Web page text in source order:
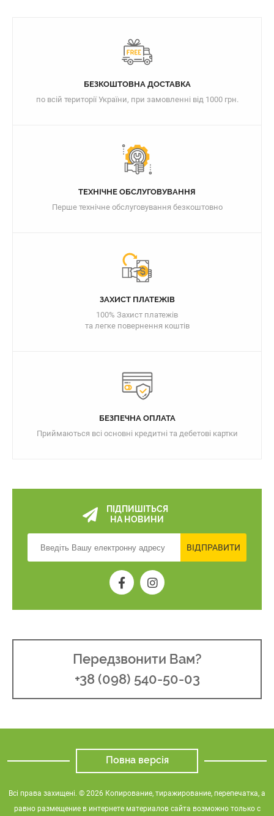
БЕЗКОШТОВНА ДОСТАВКА
по всій території України, при замовленні від 1000 грн.
ТЕХНІЧНЕ ОБСЛУГОВУВАННЯ
Перше технічне обслуговування безкоштовно
ЗАХИСТ ПЛАТЕЖІВ
100% Захист платежів
та легке повернення коштів
БЕЗПЕЧНА ОПЛАТА
Приймаються всі основні кредитні та дебетові картки
ПІДПИШІТЬСЯ
НА НОВИНИ
ВІДПРАВИТИ
Передзвонити Вам?
+38 (098) 540-50-03
Повна версія
Всі права захищені. © 2026 Копирование, тиражирование, перепечатка, а
равно размещение в интернете материалов сайта возможно только с